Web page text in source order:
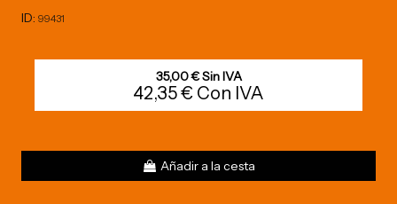
ID: 99431
35,00 € Sin IVA
42,35 € Con IVA
Añadir a la cesta